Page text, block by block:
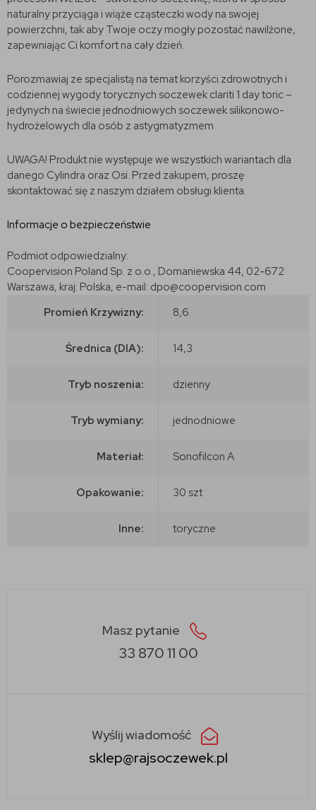
naturalny przyciąga i wiąże cząsteczki wody na swojej
powierzchni, tak aby Twoje oczy mogły pozostać nawilżone,
zapewniając Ci komfort na cały dzień.
Porozmawiaj ze specjalistą na temat korzyści zdrowotnych i
codziennej wygody torycznych soczewek clariti 1 day toric –
jedynych na świecie jednodniowych soczewek silikonowo-
hydrożelowych dla osób z astygmatyzmem
UWAGA! Produkt nie występuje we wszystkich wariantach dla
danego Cylindra oraz Osi. Przed zakupem, proszę
skontaktować się z naszym działem obsługi klienta.
Informacje o bezpieczeństwie
Podmiot odpowiedzialny:
Coopervision Poland Sp. z o.o., Domaniewska 44, 02-672
Warszawa, kraj: Polska, e-mail: dpo@coopervision.com
Promień Krzywizny:
8,6
Średnica (DIA): 14,3
Tryb noszenia: dzienny
Tryb wymiany: jednodniowe
Materiał: Sonofilcon A
Opakowanie: 30 szt
Inne: toryczne
Masz pytanie
33 870 11 00
Wyślij wiadomość
sklep@rajsoczewek.pl